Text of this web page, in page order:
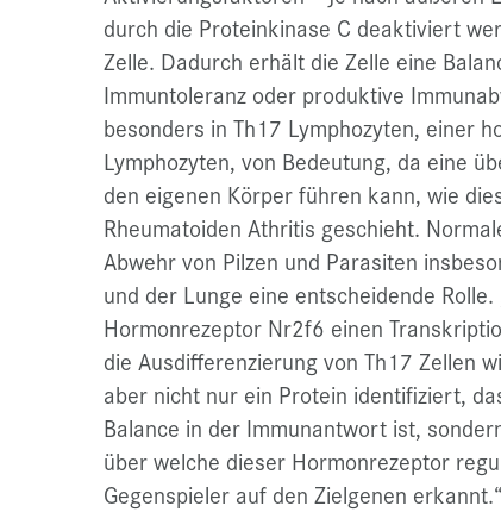
durch die Proteinkinase C deaktiviert
Zelle. Dadurch erhält die Zelle eine
Immuntoleranz oder produktive
besonders in Th17 Lymphozyten, einer
Lymphozyten, von Bedeutung, da eine
den eigenen Körper führen kann, wie
Rheumatoiden Athritis geschieht.
Abwehr von Pilzen und Parasiten
und der Lunge eine entscheidende
Hormonrezeptor Nr2f6 einen
die Ausdifferenzierung von Th17 Zellen
aber nicht nur ein Protein identifiziert,
Balance in der Immunantwort ist,
über welche dieser Hormonrezeptor
Gegenspieler auf den Zielgenen erkannt.“